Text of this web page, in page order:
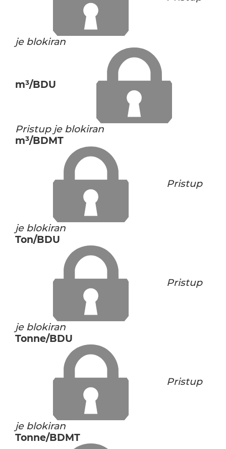
je blokiran
m³/BDU
Pristup je blokiran
m³/BDMT
Pristup
je blokiran
Ton/BDU
Pristup
je blokiran
Tonne/BDU
Pristup
je blokiran
Tonne/BDMT